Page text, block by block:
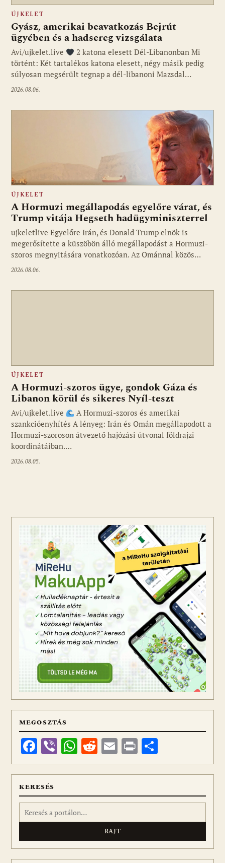
ÚJKELET
Gyász, amerikai beavatkozás Bejrút
ügyében és a hadsereg vizsgálata
Avi/ujkelet.live
2 katona elesett Dél-Libanonban Mi
történt: Két tartalékos katona elesett, négy másik pedig
súlyosan megsérült tegnap a dél-libanoni Mazsdal…
2026.08.06.
Fotó: ujkelet.live
ÚJKELET
A Hormuzi megállapodás egyelőre várat, és
Trump vitája Hegseth hadügyminiszterrel
ujkeletlive Egyelőre Irán, és Donald Trump elnök is
megerősítette a küszöbön álló megállapodást a Hormuzi-
szoros megnyitására vonatkozóan. Az Ománnal közös…
2026.08.06.
ÚJKELET
A Hormuzi-szoros ügye, gondok Gáza és
Libanon körül és sikeres Nyíl-teszt
Avi/ujkelet.live
A Hormuzi-szoros és amerikai
szankcióenyhítés A lényeg: Irán és Omán megállapodott a
Hormuzi-szoroson átvezető hajózási útvonal földrajzi
koordinátáiban.…
2026.08.05.
MEGOSZTÁS
Facebook
ViberWhatsApp
Reddit
Email
Print
meg
KERESÉS
Keresés: